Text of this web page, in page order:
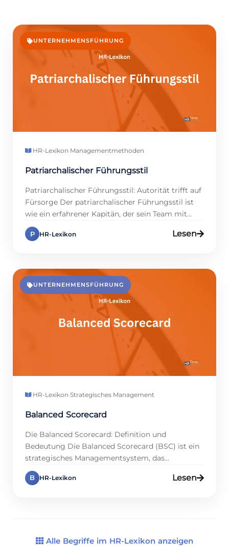
UNTERNEHMENSFÜHRUNG
HR-Lexikon·Managementmethoden
Patriarchalischer Führungsstil
Patriarchalischer Führungsstil: Autorität trifft auf
Fürsorge Der patriarchalischer Führungsstil ist
wie ein erfahrener Kapitän, der sein Team mit
klarer Richtung und echter Nähe steuert. Laut
einer Umfrage von 2024 schätzen 58 % der
Anpassung wirkt sie jedoch veraltet. Dieser
Lexikon-Eintrag zeigt dir, wie dieser […]
P HR-Lexikon Lesen
UNTERNEHMENSFÜHRUNG
HR-Lexikon·Strategisches Management
Balanced Scorecard
Die Balanced Scorecard: Definition und
Bedeutung Die Balanced Scorecard (BSC) ist ein
strategisches Managementsystem, das
Unternehmen dabei unterstützt, ihre
langfristigen Ziele zu erreichen. Sie verknüpft
Norton entwickelt, hat sich die BSC […]
B HR-Lexikon Lesen
Alle Begriffe im HR-Lexikon anzeigen